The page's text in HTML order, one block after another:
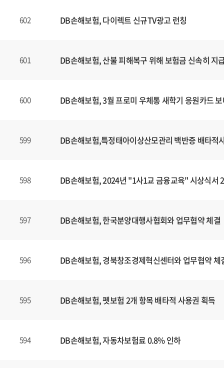
602 DB손해보험, 다이렉트 신규TV광고 런칭
601 DB손해보험, 산불 피해복구 위해 보험금 신속히 지
600 DB손해보험, 3월 프로미 우체통 새학기 응원카드
599 DB손해보험,특정태아이상산모관리 백반증 배타적
598 DB손해보험, 2024년 "1사1교 금융교육" 시상식서
597 DB손해보험, 한국분양대행사협회와 업무협약 체결
596 DB손해보험, 경북창조경제혁신센터와 업무협약 체
595 DB손해보험, 펫보험 2개 항목 배타적 사용권 획득
594 DB손해보험, 자동차보험료 0.8% 인하